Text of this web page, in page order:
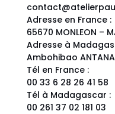
Adresse en France :
65670 MONLEON –
Adresse à
Ambohibao
Tél en France :
00 33 6 28 26 41 58
Tél à Madagascar :
00 261 37 02 181 03